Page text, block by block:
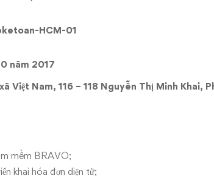
năm 2017
Việt Nam, 116 – 118 Nguyễn Thị Minh Khai,
mềm BRAVO;
khai hóa đơn diện tử;